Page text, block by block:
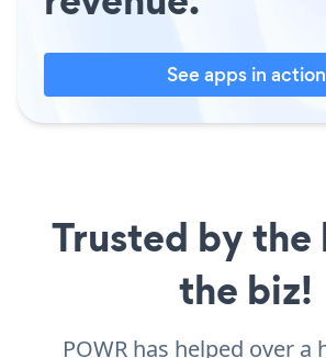
See apps in action
Trusted by the
the biz!
POWR has helped over a